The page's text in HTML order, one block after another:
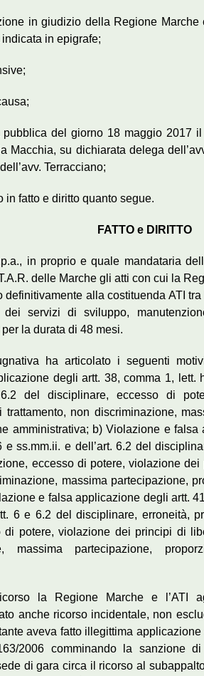
in giudizio della Regione
in epigrafe;
pubblica del giorno 18 maggio 2017
Macchia, su dichiarata delega
Terracciano;
in fatto e diritto quanto segue.
FATTO e DIRITTO
in proprio e quale mandataria
delle Marche gli atti con cui la
alla costituenda ATI
servizi di sviluppo,
la durata di 48 mesi.
ha articolato i seguenti
degli artt. 38, comma 1,
6.2 del disciplinare, eccesso di
trattamento, non discriminazione,
amministrativa; b) Violazione e
ss.mm.ii. e dell’art. 6.2 del
eccesso di potere, violazione
massima partecipazione,
e falsa applicazione degli artt.
6 e 6.2 del disciplinare, erroneità,
di potere, violazione dei principi di
massima partecipazione,
la Regione Marche e l’ATI
anche ricorso incidentale, non
aveva fatto illegittima
2006 comminando la sanzione
di gara circa il ricorso al